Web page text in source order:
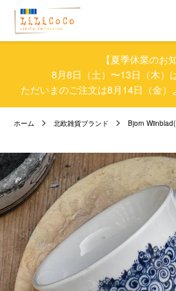
【夏季休業のお
8月8日（土）〜13日（木）
ただいまのご注文は8月14日（金）
ホーム 北欧雑貨ブランド Bjorn